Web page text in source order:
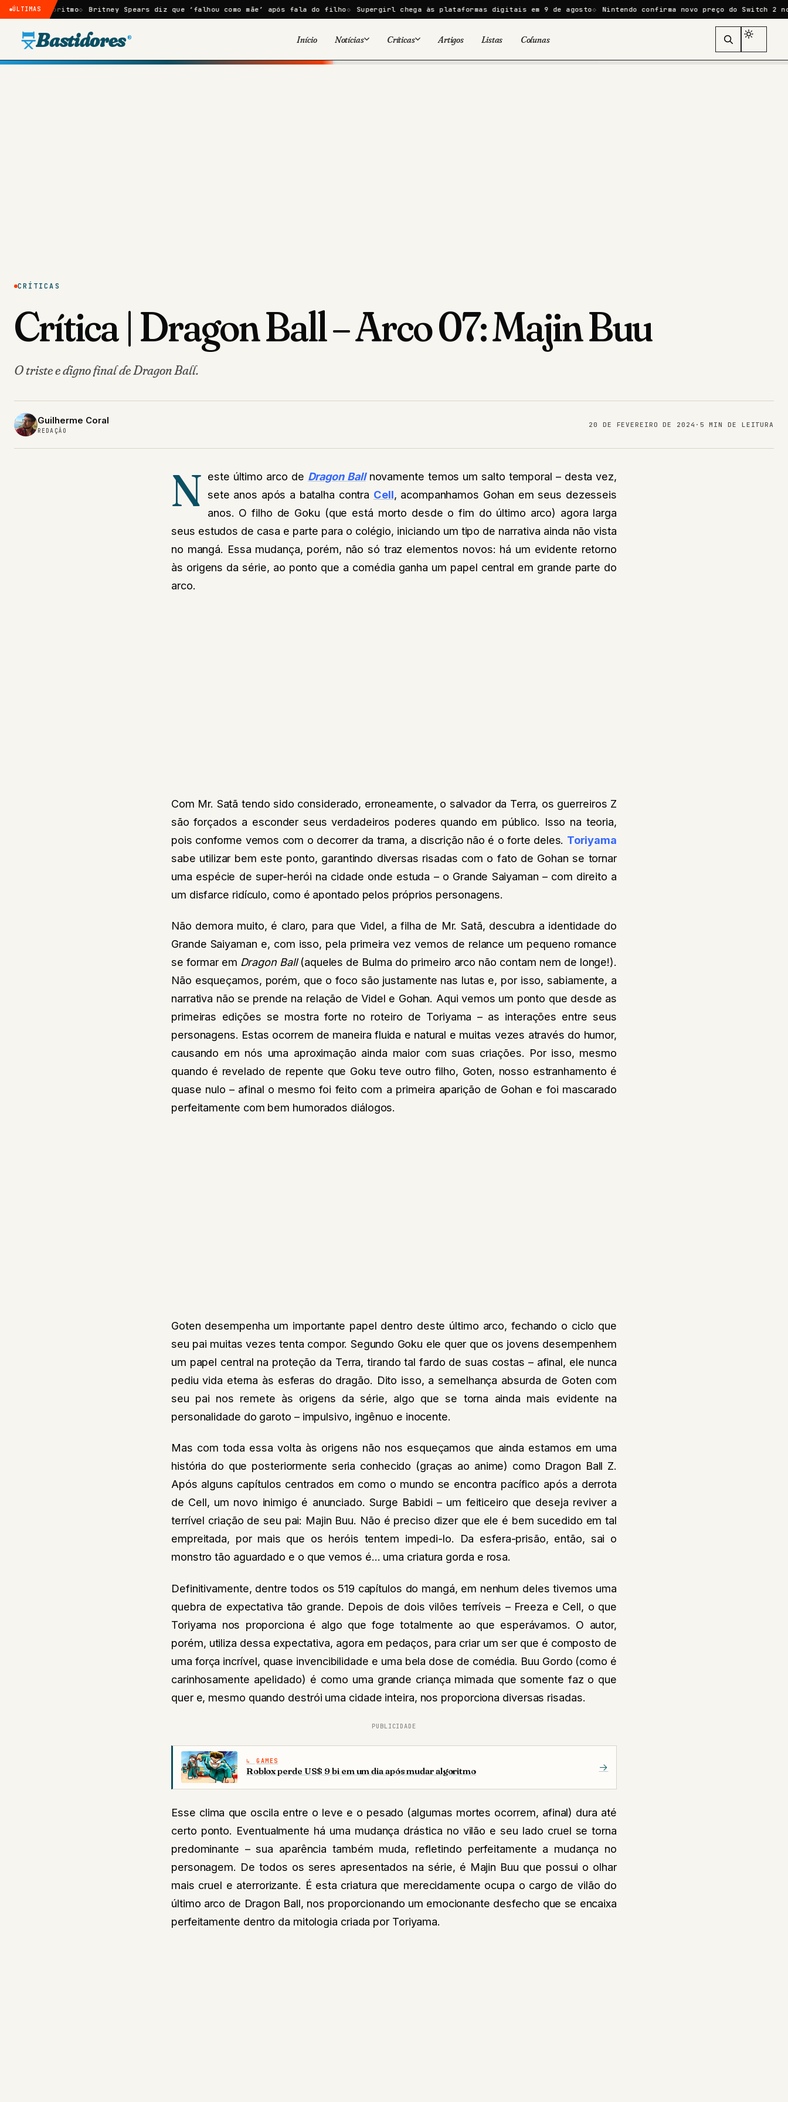
ÚLTIMAS
algoritmo Britney Spears diz que ‘falhou como mãe’ após fala do filho Supergirl chega às plataformas digitais em 9 de agosto Nintendo confirma novo preço do Switch 2 no
Bastidores ® Início Notícias
Viral
Críticas Artigos Listas Colunas
CRÍTICAS
Crítica | Dragon Ball – Arco 07: Majin Buu
O triste e digno final de Dragon Ball.
Guilherme Coral
REDAÇÃO
20 DE FEVEREIRO DE 2024 · 5 MIN DE LEITURA
N este último arco de Dragon Ballnovamente temos um salto temporal – desta vez,
sete anos após a batalha contra Cell, acompanhamos Gohan em seus dezesseis
anos. O filho de Goku (que está morto desde o fim do último arco) agora larga
seus estudos de casa e parte para o colégio, iniciando um tipo de narrativa ainda não vista
no mangá. Essa mudança, porém, não só traz elementos novos: há um evidente retorno
às origens da série, ao ponto que a comédia ganha um papel central em grande parte do
arco.
Com Mr. Satã tendo sido considerado, erroneamente, o salvador da Terra, os guerreiros Z
são forçados a esconder seus verdadeiros poderes quando em público. Isso na teoria,
pois conforme vemos com o decorrer da trama, a discrição não é o forte deles. Toriyama
sabe utilizar bem este ponto, garantindo diversas risadas com o fato de Gohan se tornar
uma espécie de super-herói na cidade onde estuda – o Grande Saiyaman – com direito a
um disfarce ridículo, como é apontado pelos próprios personagens.
Não demora muito, é claro, para que Videl, a filha de Mr. Satã, descubra a identidade do
Grande Saiyaman e, com isso, pela primeira vez vemos de relance um pequeno romance
se formar em Dragon Ball(aqueles de Bulma do primeiro arco não contam nem de longe!).
Não esqueçamos, porém, que o foco são justamente nas lutas e, por isso, sabiamente, a
narrativa não se prende na relação de Videl e Gohan. Aqui vemos um ponto que desde as
primeiras edições se mostra forte no roteiro de Toriyama – as interações entre seus
personagens. Estas ocorrem de maneira fluida e natural e muitas vezes através do humor,
causando em nós uma aproximação ainda maior com suas criações. Por isso, mesmo
quando é revelado de repente que Goku teve outro filho, Goten, nosso estranhamento é
quase nulo – afinal o mesmo foi feito com a primeira aparição de Gohan e foi mascarado
perfeitamente com bem humorados diálogos.
Goten desempenha um importante papel dentro deste último arco, fechando o ciclo que
seu pai muitas vezes tenta compor. Segundo Goku ele quer que os jovens desempenhem
um papel central na proteção da Terra, tirando tal fardo de suas costas – afinal, ele nunca
pediu vida eterna às esferas do dragão. Dito isso, a semelhança absurda de Goten com
seu pai nos remete às origens da série, algo que se torna ainda mais evidente na
personalidade do garoto – impulsivo, ingênuo e inocente.
Mas com toda essa volta às origens não nos esqueçamos que ainda estamos em uma
história do que posteriormente seria conhecido (graças ao anime) como Dragon Ball Z.
Após alguns capítulos centrados em como o mundo se encontra pacífico após a derrota
de Cell, um novo inimigo é anunciado. Surge Babidi – um feiticeiro que deseja reviver a
terrível criação de seu pai: Majin Buu. Não é preciso dizer que ele é bem sucedido em tal
empreitada, por mais que os heróis tentem impedi-lo. Da esfera-prisão, então, sai o
monstro tão aguardado e o que vemos é… uma criatura gorda e rosa.
Definitivamente, dentre todos os 519 capítulos do mangá, em nenhum deles tivemos uma
quebra de expectativa tão grande. Depois de dois vilões terríveis – Freeza e Cell, o que
Toriyama nos proporciona é algo que foge totalmente ao que esperávamos. O autor,
porém, utiliza dessa expectativa, agora em pedaços, para criar um ser que é composto de
uma força incrível, quase invencibilidade e uma bela dose de comédia. Buu Gordo (como é
carinhosamente apelidado) é como uma grande criança mimada que somente faz o que
quer e, mesmo quando destrói uma cidade inteira, nos proporciona diversas risadas.
PUBLICIDADE
GAMES
Roblox perde US$ 9 bi em um dia após mudar algoritmo →
Esse clima que oscila entre o leve e o pesado (algumas mortes ocorrem, afinal) dura até
certo ponto. Eventualmente há uma mudança drástica no vilão e seu lado cruel se torna
predominante – sua aparência também muda, refletindo perfeitamente a mudança no
personagem. De todos os seres apresentados na série, é Majin Buu que possui o olhar
mais cruel e aterrorizante. É esta criatura que merecidamente ocupa o cargo de vilão do
último arco de Dragon Ball, nos proporcionando um emocionante desfecho que se encaixa
perfeitamente dentro da mitologia criada por Toriyama.